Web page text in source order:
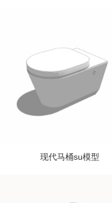
现代马桶su模型